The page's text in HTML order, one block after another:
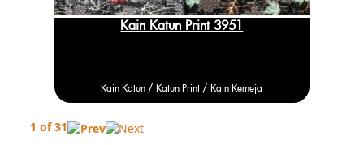
Kain Katun Print 3951
Kain Katun / Katun Print / Kain Kemeja
1 of 31